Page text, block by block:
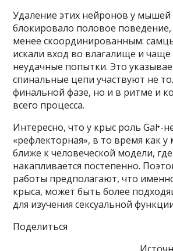
Удаление этих нейронов у
блокировало половое поведение,
менее скоординированным:
искали вход во влагалище и
неудачные попытки. Это
спинальные цепи участвуют не
финальной фазе, но и в ритме и
всего процесса.
Интересно, что у крыс роль Gal⁺-
«рефлекторная», в то время как
ближе к человеческой модели,
накапливается постепенно.
работы предполагают, что
крыса, может быть более
для изучения сексуальной
Поделиться